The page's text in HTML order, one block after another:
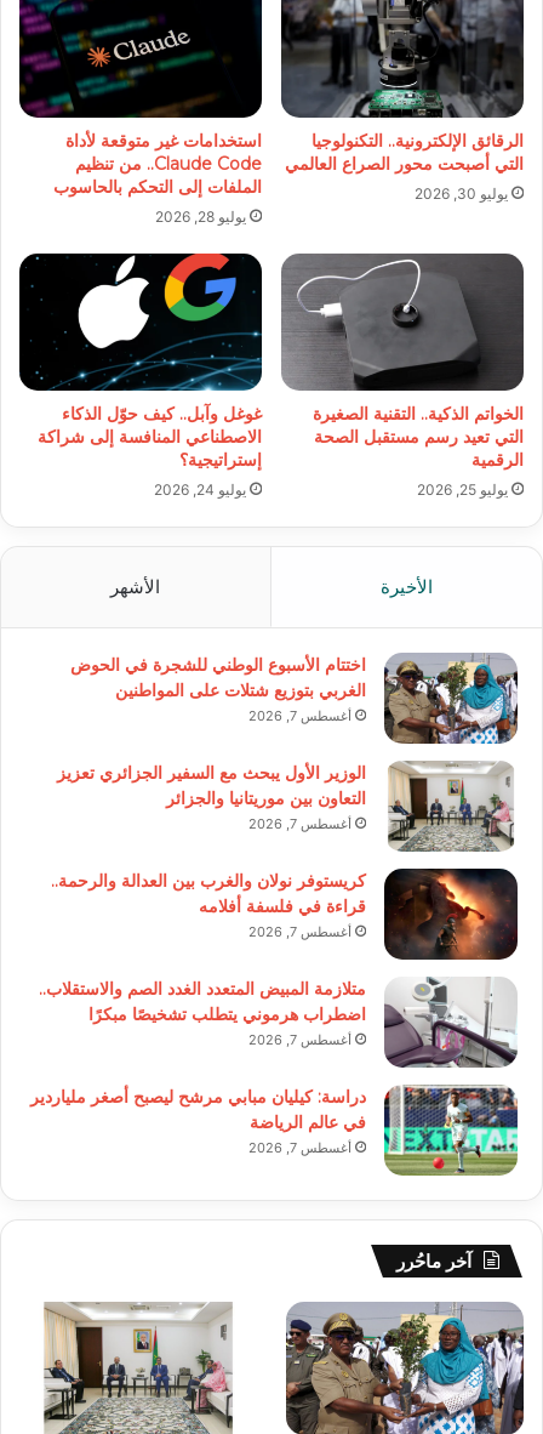
الرقائق الإلكترونية.. التكنولوجيا
التي أصبحت محور الصراع العالمي
يوليو 30, 2026
استخدامات غير متوقعة لأداة
Claude Code.. من تنظيم
الملفات إلى التحكم بالحاسوب
يوليو 28, 2026
الخواتم الذكية.. التقنية الصغيرة
التي تعيد رسم مستقبل الصحة
الرقمية
يوليو 25, 2026
غوغل وآبل.. كيف حوّل الذكاء
الاصطناعي المنافسة إلى شراكة
إستراتيجية؟
يوليو 24, 2026
الأخيرة الأشهر
اختتام الأسبوع الوطني للشجرة في الحوض
الغربي بتوزيع شتلات على المواطنين
أغسطس 7, 2026
الوزير الأول يبحث مع السفير الجزائري تعزيز
التعاون بين موريتانيا والجزائر
أغسطس 7, 2026
كريستوفر نولان والغرب بين العدالة والرحمة..
قراءة في فلسفة أفلامه
أغسطس 7, 2026
متلازمة المبيض المتعدد الغدد الصم والاستقلاب..
اضطراب هرموني يتطلب تشخيصًا مبكرًا
أغسطس 7, 2026
دراسة: كيليان مبابي مرشح ليصبح أصغر ملياردير
في عالم الرياضة
أغسطس 7, 2026
آخر ماحُرر